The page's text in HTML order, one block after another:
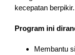
kecepatan berpikir.
Program ini
Membantu